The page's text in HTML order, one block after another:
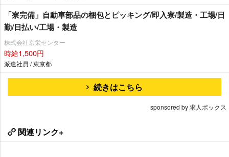
「寮完備」自動車部品の梱包とピッキング/即入寮/製造・工場/日
勤/日払い/工場・製造
株式会社京栄センター
時給1,500円
派遣社員 / 東京都
続きはこちら
sponsored by 求人ボックス
関連リンク+